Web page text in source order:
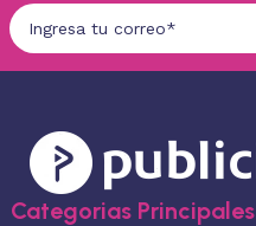
Categorias Principales